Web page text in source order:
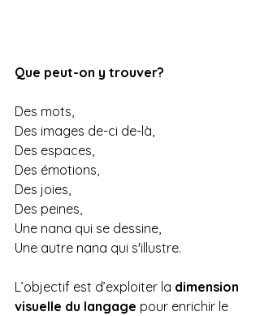
Que peut-on y trouver?
Des mots,
Des images de-ci de-là,
Des espaces,
Des émotions,
Des joies,
Des peines,
Une nana qui se dessine,
Une autre nana qui s'illustre.
L’objectif est d’exploiter la dimension
visuelle du langage pour enrichir le